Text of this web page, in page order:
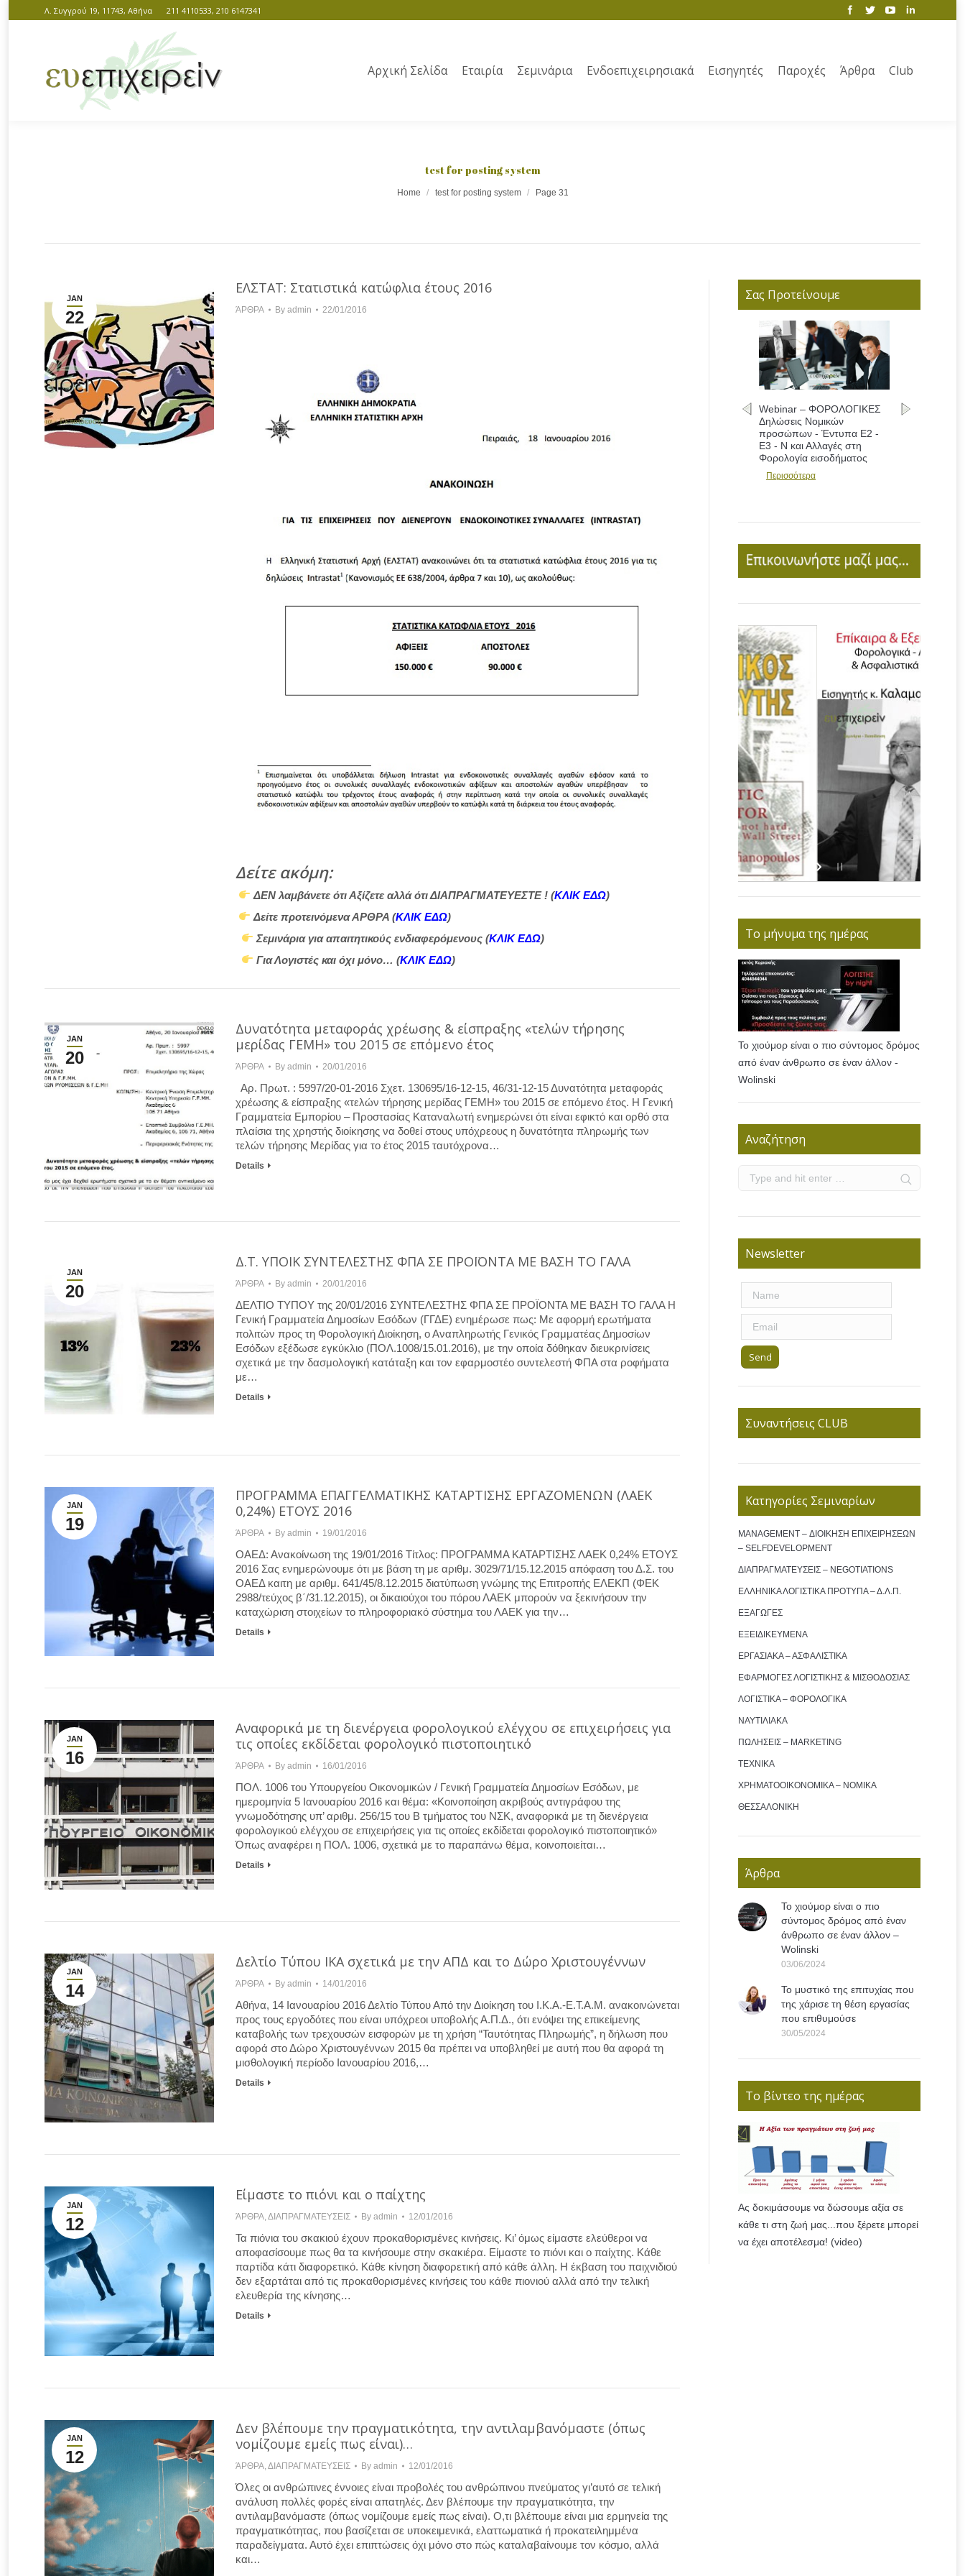
Λ. Συγγρού 19, 11743, Αθήνα 211 4110533, 210 6147341
Αρχική Σελίδα Εταιρία Σεμινάρια Ενδοεπιχειρησιακά Εισηγητές Παροχές Άρθρα Club
test for posting system
Home test for posting system Page 31
JAN
22
ΕΛΣΤΑΤ: Στατιστικά κατώφλια έτους 2016
ΆΡΘΡΑ By admin 22/01/2016
Δείτε ακόμη:
ΔΕΝ λαμβάνετε ότι Αξίζετε αλλά ότι ΔΙΑΠΡΑΓΜΑΤΕΥΕΣΤΕ ! (ΚΛΙΚ ΕΔΩ)
Δείτε προτεινόμενα ΑΡΘΡΑ (ΚΛΙΚ ΕΔΩ)
Σεμινάρια για απαιτητικούς ενδιαφερόμενους (ΚΛΙΚ ΕΔΩ)
Για Λογιστές και όχι μόνο… (ΚΛΙΚ ΕΔΩ)
JAN
20
Δυνατότητα μεταφοράς χρέωσης & είσπραξης «τελών τήρησης
μερίδας ΓΕΜΗ» του 2015 σε επόμενο έτος
ΆΡΘΡΑ By admin 20/01/2016
Αρ. Πρωτ. : 5997/20-01-2016 Σχετ. 130695/16-12-15, 46/31-12-15 Δυνατότητα μεταφοράς
χρέωσης & είσπραξης «τελών τήρησης μερίδας ΓΕΜΗ» του 2015 σε επόμενο έτος. Η Γενική
Γραμματεία Εμπορίου – Προστασίας Καταναλωτή ενημερώνει ότι είναι εφικτό και ορθό στα
πλαίσια της χρηστής διοίκησης να δοθεί στους υπόχρεους η δυνατότητα πληρωμής των
τελών τήρησης Μερίδας για το έτος 2015 ταυτόχρονα…
Details
JAN
20
Δ.Τ. ΥΠΟΙΚ ΣΥΝΤΕΛΕΣΤΗΣ ΦΠΑ ΣΕ ΠΡΟΪΟΝΤΑ ΜΕ ΒΑΣΗ ΤΟ ΓΑΛΑ
ΆΡΘΡΑ By admin 20/01/2016
ΔΕΛΤΙΟ ΤΥΠΟΥ της 20/01/2016 ΣΥΝΤΕΛΕΣΤΗΣ ΦΠΑ ΣΕ ΠΡΟΪΟΝΤΑ ΜΕ ΒΑΣΗ ΤΟ ΓΑΛΑ Η
Γενική Γραμματεία Δημοσίων Εσόδων (ΓΓΔΕ) ενημέρωσε πως: Με αφορμή ερωτήματα
πολιτών προς τη Φορολογική Διοίκηση, ο Αναπληρωτής Γενικός Γραμματέας Δημοσίων
Εσόδων εξέδωσε εγκύκλιο (ΠΟΛ.1008/15.01.2016), με την οποία δόθηκαν διευκρινίσεις
σχετικά με την δασμολογική κατάταξη και τον εφαρμοστέο συντελεστή ΦΠΑ στα ροφήματα
με…
Details
JAN
19
ΠΡΟΓΡΑΜΜΑ ΕΠΑΓΓΕΛΜΑΤΙΚΗΣ ΚΑΤΑΡΤΙΣΗΣ ΕΡΓΑΖΟΜΕΝΩΝ (ΛΑΕΚ
0,24%) ΕΤΟΥΣ 2016
ΆΡΘΡΑ By admin 19/01/2016
ΟΑΕΔ: Ανακοίνωση της 19/01/2016 Τίτλος: ΠΡΟΓΡΑΜΜΑ ΚΑΤΑΡΤΙΣΗΣ ΛΑΕΚ 0,24% ΕΤΟΥΣ
2016 Σας ενημερώνουμε ότι με βάση τη με αριθμ. 3029/71/15.12.2015 απόφαση του Δ.Σ. του
ΟΑΕΔ καιτη με αριθμ. 641/45/8.12.2015 διατύπωση γνώμης της Επιτροπής ΕΛΕΚΠ (ΦΕΚ
2988/τεύχος β΄/31.12.2015), οι δικαιούχοι του πόρου ΛΑΕΚ μπορούν να ξεκινήσουν την
καταχώριση στοιχείων το πληροφοριακό σύστημα του ΛΑΕΚ για την…
Details
JAN
16
Αναφορικά με τη διενέργεια φορολογικού ελέγχου σε επιχειρήσεις για
τις οποίες εκδίδεται φορολογικό πιστοποιητικό
ΆΡΘΡΑ By admin 16/01/2016
ΠΟΛ. 1006 του Υπουργείου Οικονομικών / Γενική Γραμματεία Δημοσίων Εσόδων, με
ημερομηνία 5 Ιανουαρίου 2016 και θέμα: «Κοινοποίηση ακριβούς αντιγράφου της
γνωμοδότησης υπ’ αριθμ. 256/15 του Β τμήματος του ΝΣΚ, αναφορικά με τη διενέργεια
φορολογικού ελέγχου σε επιχειρήσεις για τις οποίες εκδίδεται φορολογικό πιστοποιητικό»
Όπως αναφέρει η ΠΟΛ. 1006, σχετικά με το παραπάνω θέμα, κοινοποιείται…
Details
JAN
14
Δελτίο Τύπου ΙΚΑ σχετικά με την ΑΠΔ και το Δώρο Χριστουγέννων
ΆΡΘΡΑ By admin 14/01/2016
Αθήνα, 14 Ιανουαρίου 2016 Δελτίο Τύπου Από την Διοίκηση του Ι.Κ.Α.-Ε.Τ.Α.Μ. ανακοινώνεται
προς τους εργοδότες που είναι υπόχρεοι υποβολής Α.Π.Δ., ότι ενόψει της επικείμενης
καταβολής των τρεχουσών εισφορών με τη χρήση “Ταυτότητας Πληρωμής”, η δήλωση που
αφορά στο Δώρο Χριστουγέννων 2015 θα πρέπει να υποβληθεί με αυτή που θα αφορά τη
μισθολογική περίοδο Ιανουαρίου 2016,…
Details
JAN
12
Είμαστε το πιόνι και ο παίχτης
ΆΡΘΡΑ,ΔΙΑΠΡΑΓΜΑΤΕΥΣΕΙΣ By admin 12/01/2016
Τα πιόνια του σκακιού έχουν προκαθορισμένες κινήσεις. Κι’ όμως είμαστε ελεύθεροι να
αποφασίσουμε πως θα τα κινήσουμε στην σκακιέρα. Είμαστε το πιόνι και ο παίχτης. Κάθε
παρτίδα κάτι διαφορετικό. Κάθε κίνηση διαφορετική από κάθε άλλη. Η έκβαση του παιχνιδιού
δεν εξαρτάται από τις προκαθορισμένες κινήσεις του κάθε πιονιού αλλά από την τελική
ελευθερία της κίνησης…
Details
JAN
12
Δεν βλέπουμε την πραγματικότητα, την αντιλαμβανόμαστε (όπως
νομίζουμε εμείς πως είναι)…
ΆΡΘΡΑ,ΔΙΑΠΡΑΓΜΑΤΕΥΣΕΙΣ By admin 12/01/2016
Όλες οι ανθρώπινες έννοιες είναι προβολές του ανθρώπινου πνεύματος γι’αυτό σε τελική
ανάλυση πολλές φορές είναι απατηλές. Δεν βλέπουμε την πραγματικότητα, την
αντιλαμβανόμαστε (όπως νομίζουμε εμείς πως είναι). Ο,τι βλέπουμε είναι μια ερμηνεία της
πραγματικότητας, που βασίζεται σε υποκειμενικά, ελαττωματικά ή προκατειλημμένα
παραδείγματα. Αυτό έχει επιπτώσεις όχι μόνο στο πώς καταλαβαίνουμε τον κόσμο, αλλά
και…
Σας Προτείνουμε
Webinar – ΦΟΡΟΛΟΓΙΚΕΣ
Δηλώσεις Νομικών
προσώπων - Έντυπα Ε2 -
Ε3 - Ν και Αλλαγές στη
Φορολογία εισοδήματος
Περισσότερα
Το μήνυμα της ημέρας
Το χιούμορ είναι ο πιο σύντομος δρόμος
από έναν άνθρωπο σε έναν άλλον -
Wolinski
Αναζήτηση
Newsletter
Συναντήσεις CLUB
Κατηγορίες Σεμιναρίων
MANAGEMENT – ΔΙΟΙΚΗΣΗ ΕΠΙΧΕΙΡΗΣΕΩΝ
– SELFDEVELOPMENT
ΔΙΑΠΡΑΓΜΑΤΕΥΣΕΙΣ – NEGOTIATIONS
ΕΛΛΗΝΙΚΑ ΛΟΓΙΣΤΙΚΑ ΠΡΟΤΥΠΑ – Δ.Λ.Π.
ΕΞΑΓΩΓΕΣ
ΕΞΕΙΔΙΚΕΥΜΕΝΑ
ΕΡΓΑΣΙΑΚΑ – ΑΣΦΑΛΙΣΤΙΚΑ
ΕΦΑΡΜΟΓΕΣ ΛΟΓΙΣΤΙΚΗΣ & ΜΙΣΘΟΔΟΣΙΑΣ
ΛΟΓΙΣΤΙΚΑ – ΦΟΡΟΛΟΓΙΚΑ
ΝΑΥΤΙΛΙΑΚΑ
ΠΩΛΗΣΕΙΣ – MARKETING
ΤΕΧΝΙΚΑ
ΧΡΗΜΑΤΟΟΙΚΟΝΟΜΙΚΑ – ΝΟΜΙΚΑ
ΘΕΣΣΑΛΟΝΙΚΗ
Άρθρα
Το χιούμορ είναι ο πιο
σύντομος δρόμος από έναν
άνθρωπο σε έναν άλλον –
Wolinski
03/06/2024
Το μυστικό της επιτυχίας που
της χάρισε τη θέση εργασίας
που επιθυμούσε
30/05/2024
Το βίντεο της ημέρας
Ας δοκιμάσουμε να δώσουμε αξία σε
κάθε τι στη ζωή μας...που ξέρετε μπορεί
να έχει αποτέλεσμα! (video)